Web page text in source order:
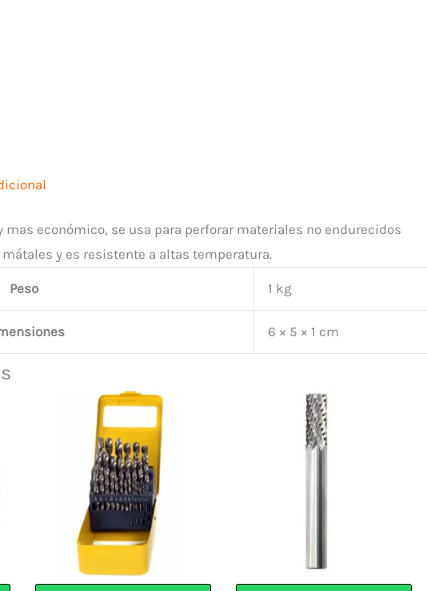
mas económico, se usa para perforar materiales no endurecidos
y es resistente a altas temperatura.
Peso 1 kg
6 × 5 × 1 cm